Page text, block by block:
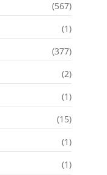
(567)
(1)
(377)
(2)
(1)
(15)
(1)
(1)